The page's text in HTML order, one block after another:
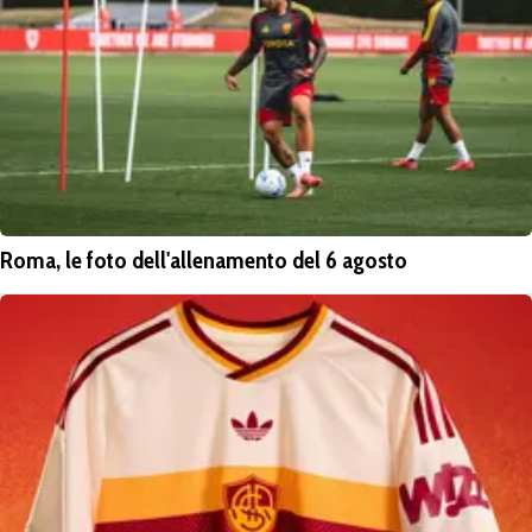
Roma, le foto dell'allenamento del 6 agosto